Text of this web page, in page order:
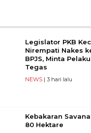
Legislator PKB
Nirempati Nakes
BPJS, Minta
Tegas
NEWS| 3 hari lalu
Kebakaran
80 Hektare